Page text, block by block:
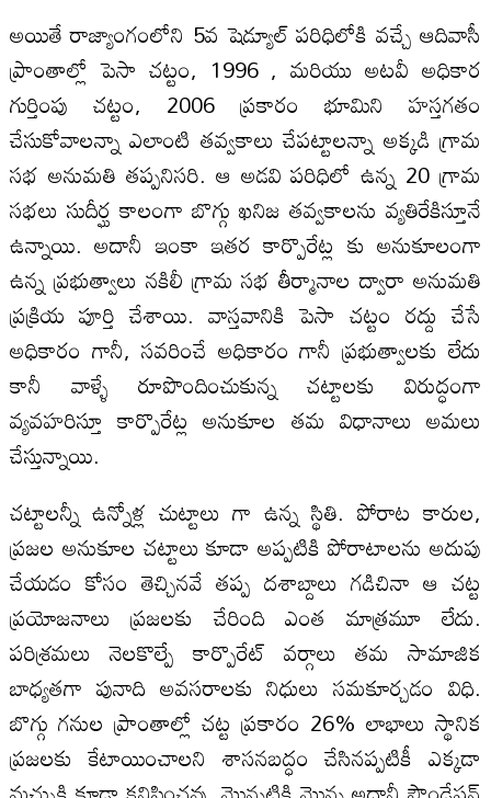
అయితే రాజ్యాంగంలోని 5వ షెడ్యూల్ పరిధిలోకి వచ్చే ఆదివాసీ
ప్రాంతాల్లో పెసా చట్టం, 1996 , మరియు అటవీ అధికార
గుర్తింపు చట్టం, 2006 ప్రకారం భూమిని హస్తగతం
చేసుకోవాలన్నా ఎలాంటి తవ్వకాలు చేపట్టాలన్నా అక్కడి గ్రామ
సభ అనుమతి తప్పనిసరి. ఆ అడవి పరిధిలో ఉన్న 20 గ్రామ
సభలు సుదీర్ఘ కాలంగా బొగ్గు ఖనిజ తవ్వకాలను వ్యతిరేకిస్తూనే
ఉన్నాయి. అదానీ ఇంకా ఇతర కార్పొరేట్ల కు అనుకూలంగా
ఉన్న ప్రభుత్వాలు నకిలీ గ్రామ సభ తీర్మానాల ద్వారా అనుమతి
ప్రక్రియ పూర్తి చేశాయి. వాస్తవానికి పెసా చట్టం రద్దు చేసే
అధికారం గానీ, సవరించే అధికారం గానీ ప్రభుత్వాలకు లేదు
కానీ వాళ్ళే రూపొందించుకున్న చట్టాలకు విరుద్ధంగా
వ్యవహరిస్తూ కార్పొరేట్ల అనుకూల తమ విధానాలు అమలు
చేస్తున్నాయి.
చట్టాలన్నీ ఉన్నోళ్ల చుట్టాలు గా ఉన్న స్థితి. పోరాట కారుల,
ప్రజల అనుకూల చట్టాలు కూడా అప్పటికి పోరాటాలను అదుపు
చేయడం కోసం తెచ్చినవే తప్ప దశాబ్దాలు గడిచినా ఆ చట్ట
ప్రయోజనాలు ప్రజలకు చేరింది ఎంత మాత్రమూ లేదు.
పరిశ్రమలు నెలకొల్పే కార్పొరేట్ వర్గాలు తమ సామాజిక
బాధ్యతగా పునాది అవసరాలకు నిధులు సమకూర్చడం విధి.
బొగ్గు గనుల ప్రాంతాల్లో చట్ట ప్రకారం 26% లాభాలు స్థానిక
ప్రజలకు కేటాయించాలని శాసనబద్ధం చేసినప్పటికీ ఎక్కడా